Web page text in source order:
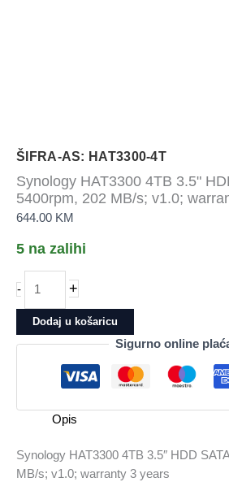
ŠIFRA-AS: HAT3300-4T
Synology HAT3300 4TB 3.5"
5400rpm, 202 MB/s; v1.0;
644.00 KM
5 na zalihi
-
Synology
HAT3300
4TB
3.5"
5400rpm,
MB/s;
v1.0;
+
Dodaj u košaricu
Sigurno online
Opis
Synology HAT3300 4TB 3.5″ HDD
MB/s; v1.0; warranty 3 years